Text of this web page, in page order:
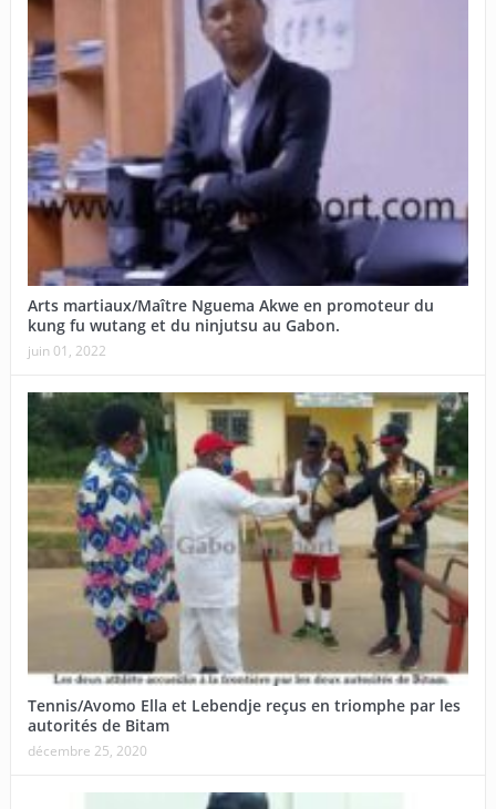
Arts martiaux/Maître Nguema Akwe en promoteur du
kung fu wutang et du ninjutsu au Gabon.
juin 01, 2022
Tennis/Avomo Ella et Lebendje reçus en triomphe par les
autorités de Bitam
décembre 25, 2020